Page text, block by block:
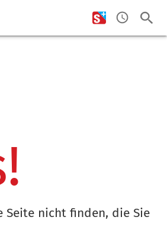
Seite nicht finden, die Sie